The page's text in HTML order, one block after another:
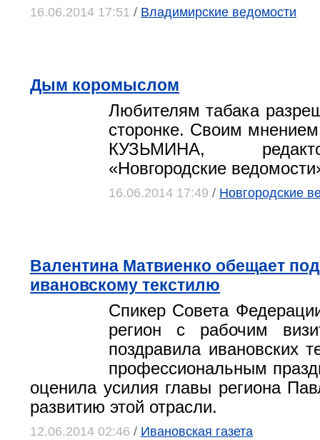
16.06.2014 17:51 / Владимирские ведомости
Дым коромыслом
Любителям табака
сторонке. Своим
КУЗЬМИНА,
«Новгородские
16.06.2014 17:49 / Новгородские
Валентина Матвиенко обещает
ивановскому текстилю
Спикер Совета
регион с рабочим
поздравила ивановских
профессиональным
оценила усилия главы региона
развитию этой отрасли.
12.06.2014 02:46 / Ивановская газета